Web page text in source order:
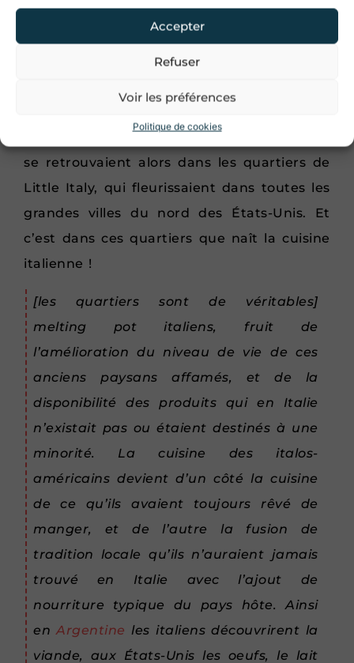
Accepter
Refuser
Voir les préférences
Politique de cookies
Le manuel de Lartusi devient
étendard des Italo-Américains
langue italienne aux enfants d’immigrés. Ils
se retrouvaient alors dans les quartiers de
Little Italy, qui fleurissaient dans toutes les
grandes villes du nord des États-Unis. Et
c’est dans ces quartiers que naît la cuisine
italienne !
[les quartiers sont de véritables]
melting pot italiens, fruit de
l’amélioration du niveau de vie de ces
anciens paysans affamés, et de la
disponibilité des produits qui en Italie
n’existait pas ou étaient destinés à une
minorité. La cuisine des italos-
américains devient d’un côté la cuisine
de ce qu’ils avaient toujours rêvé de
manger, et de l’autre la fusion de
tradition locale qu’ils n’auraient jamais
trouvé en Italie avec l’ajout de
nourriture typique du pays hôte. Ainsi
enArgentine les italiens découvrirent la
viande, aux États-Unis les oeufs, le lait
J'accepte les conditions d'utilisations.
Je m'inscris